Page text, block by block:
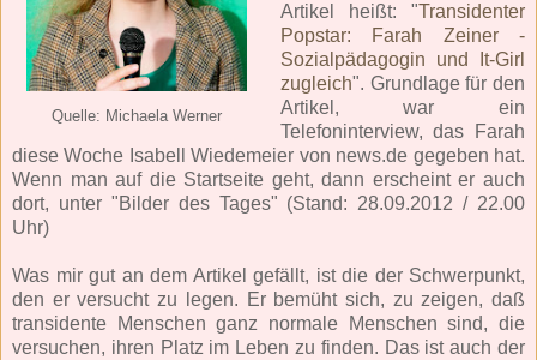
Quelle: Michaela Werner
Artikel heißt: "Transidenter
Popstar: Farah Zeiner -
Sozialpädagogin und It-Girl
zugleich". Grundlage für den
Artikel, war ein
Telefoninterview, das Farah
diese Woche Isabell Wiedemeier von news.de gegeben hat.
Wenn man auf die Startseite geht, dann erscheint er auch
dort, unter "Bilder des Tages" (Stand: 28.09.2012 / 22.00
Uhr)
Was mir gut an dem Artikel gefällt, ist die der Schwerpunkt,
den er versucht zu legen. Er bemüht sich, zu zeigen, daß
transidente Menschen ganz normale Menschen sind, die
versuchen, ihren Platz im Leben zu finden. Das ist auch der